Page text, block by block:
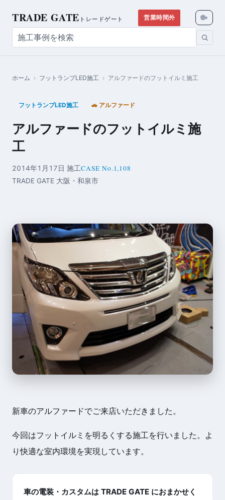
TRADE GATE トレードゲート 営業時間外 🌐▾
ホーム › フットランプLED施工 › アルファードのフットイルミ施工
フットランプLED施工 🚗 アルファード
アルファードのフットイルミ施
工
2014年1月17日 施工CASE No.1,108
TRADE GATE 大阪・和泉市
新車のアルファードでご来店いただきました。
今回はフットイルミを明るくする施工を行いました。よ
り快適な室内環境を実現しています。
車の電装・カスタムは TRADE GATE におまかせく